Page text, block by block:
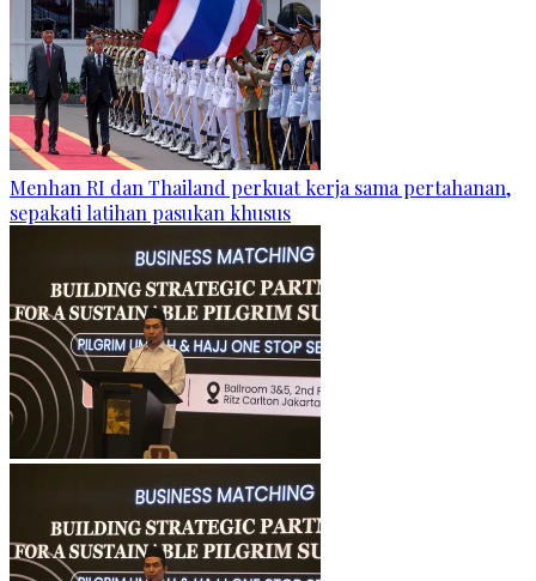
Menhan RI dan Thailand perkuat kerja sama pertahanan,
sepakati latihan pasukan khusus